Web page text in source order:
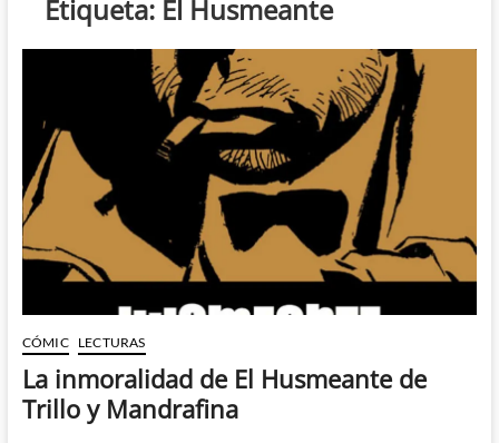
Etiqueta: El Husmeante
CÓMIC LECTURAS
La inmoralidad de El Husmeante de
Trillo y Mandrafina